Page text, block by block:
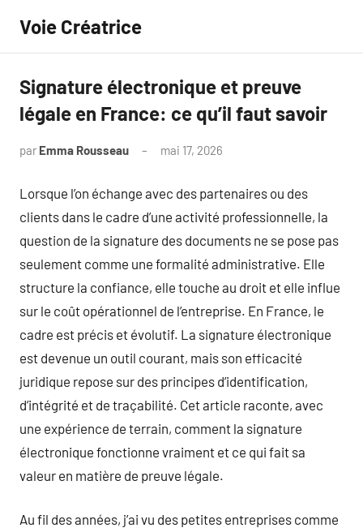
contenu
Voie Créatrice
Signature électronique et preuve
légale en France: ce qu’il faut savoir
par Emma Rousseau mai 17, 2026
Lorsque l’on échange avec des partenaires ou des
clients dans le cadre d’une activité professionnelle, la
question de la signature des documents ne se pose pas
seulement comme une formalité administrative. Elle
structure la confiance, elle touche au droit et elle influe
sur le coût opérationnel de l’entreprise. En France, le
cadre est précis et évolutif. La signature électronique
est devenue un outil courant, mais son efficacité
juridique repose sur des principes d’identification,
d’intégrité et de traçabilité. Cet article raconte, avec
une expérience de terrain, comment la signature
électronique fonctionne vraiment et ce qui fait sa
valeur en matière de preuve légale.
Au fil des années, j’ai vu des petites entreprises comme